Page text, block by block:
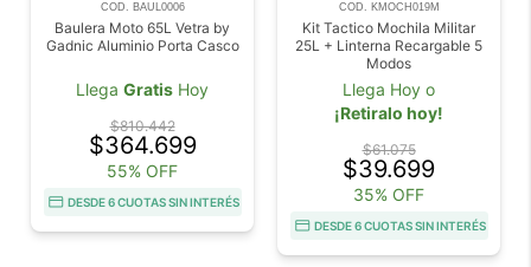
COD. BAUL0006
Baulera Moto 65L Vetra by
Gadnic Aluminio Porta Casco
Llega Gratis Hoy
$810.442
$364.699
55% OFF
DESDE 6 CUOTAS SIN INTERÉS
COD. KMOCH019M
Kit Tactico Mochila Militar
25L + Linterna Recargable 5
Modos
Llega Hoy o
¡Retiralo hoy!
$61.075
$39.699
35% OFF
DESDE 6 CUOTAS SIN INTERÉS